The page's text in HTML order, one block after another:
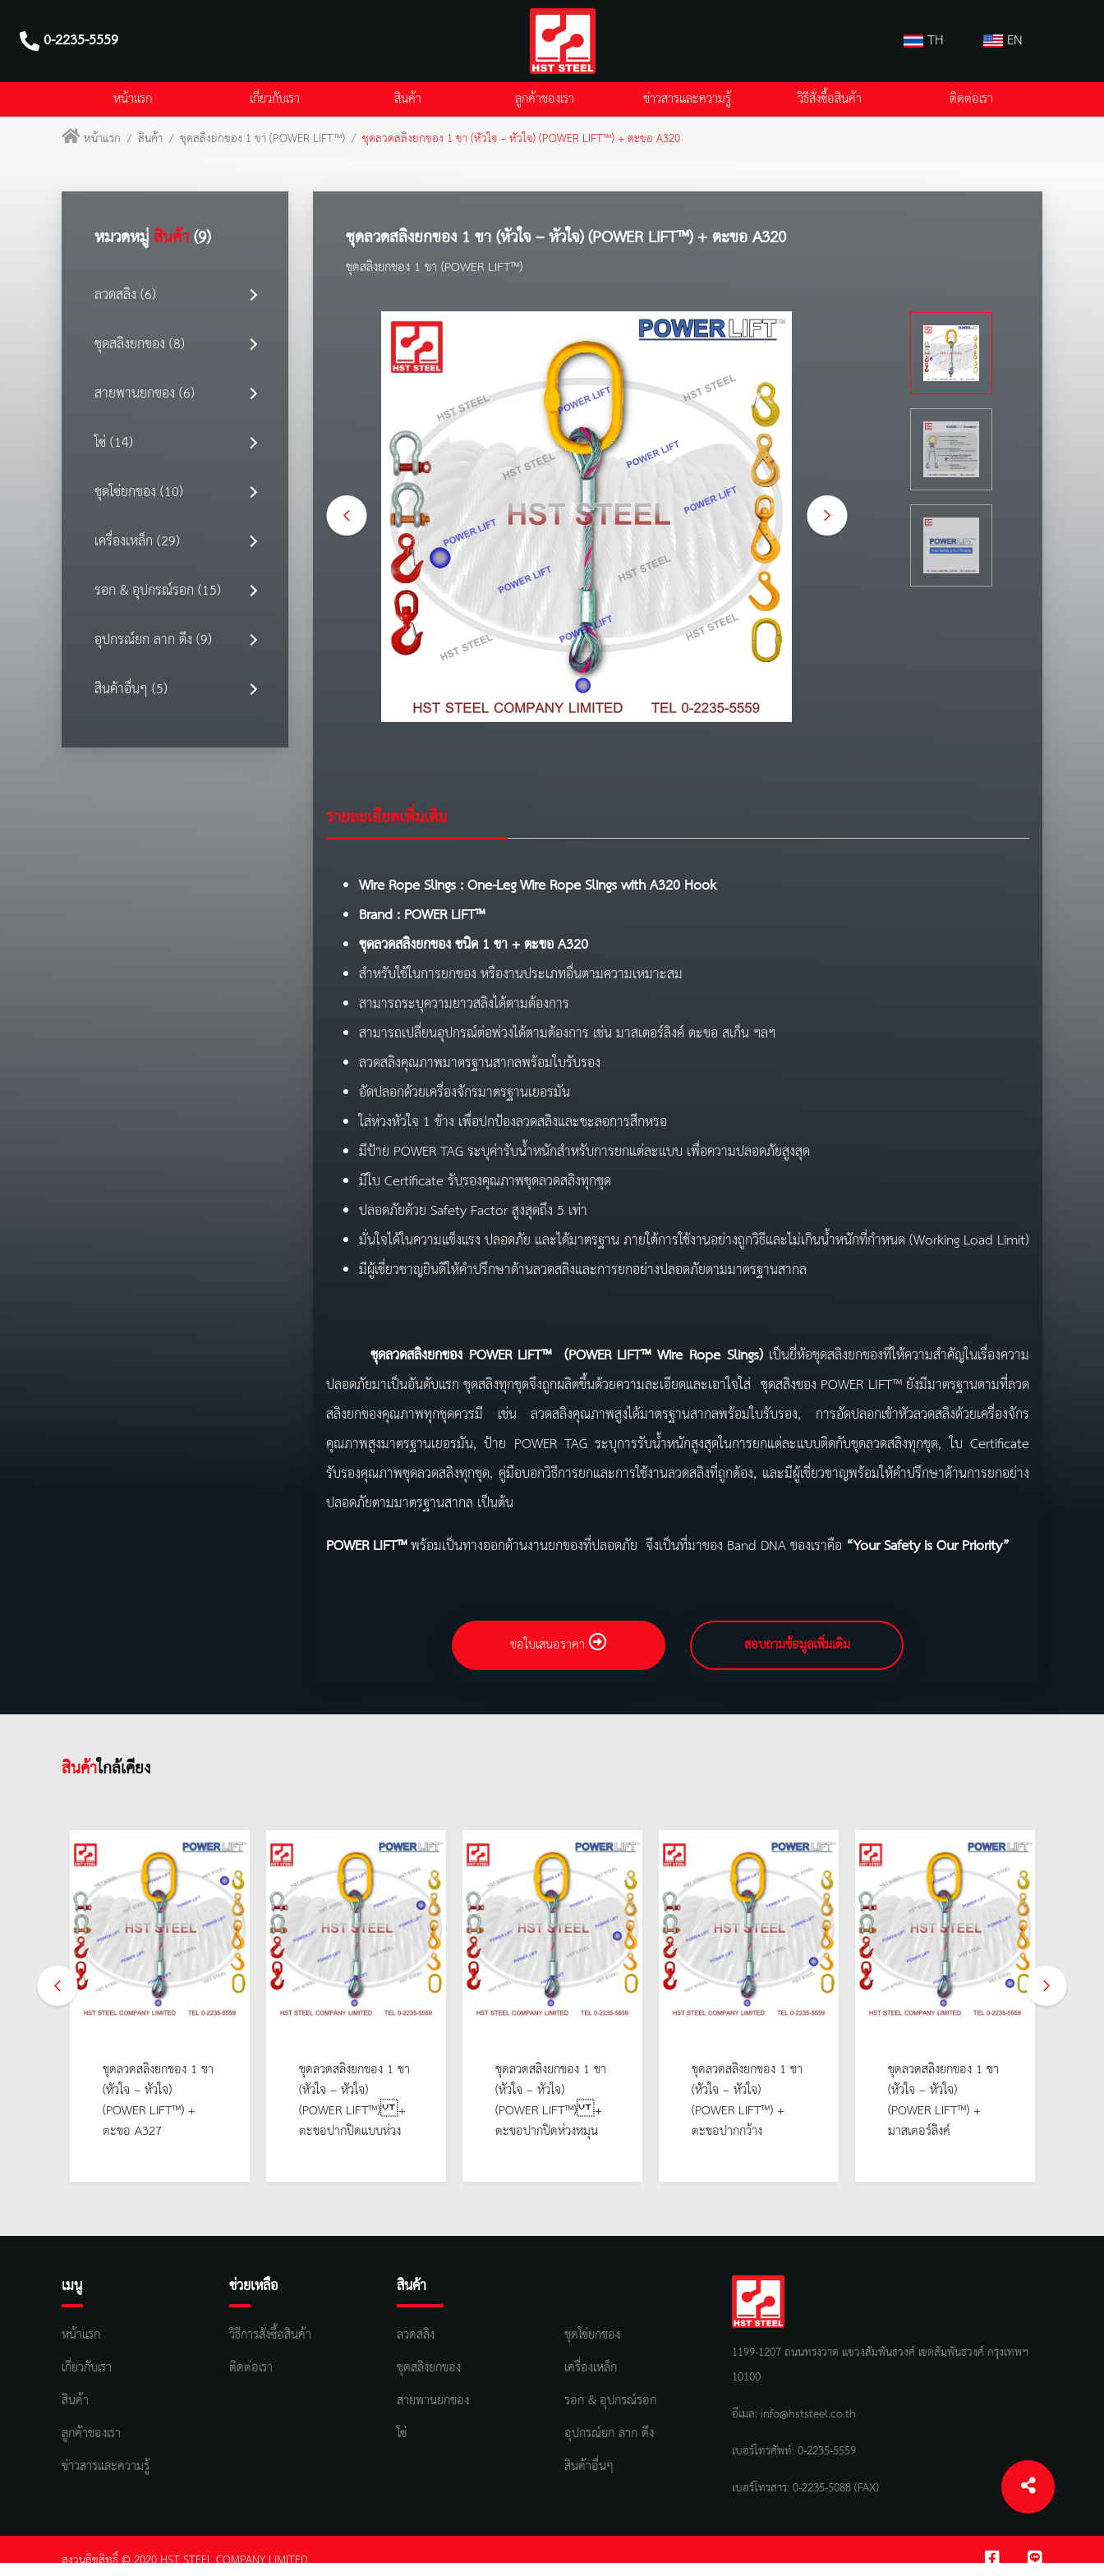
0-2235-5559 TH EN
หน้าแรก เกี่ยวกับเรา สินค้า ลูกค้าของเรา ข่าวสารและความรู้ วิธีสั่งซื้อสินค้า ติดต่อเรา
หน้าแรก สินค้า ชุดสลิงยกของ 1 ขา (POWER LIFT™) ชุดลวดสลิงยกของ 1 ขา (หัวใจ – หัวใจ) (POWER LIFT™) + ตะขอ A320
หมวดหมู่สินค้า(9)
ลวดสลิง (6)
ชุดสลิงยกของ (8)
สายพานยกของ (6)
โซ่ (14)
ชุดโซ่ยกของ (10)
เครื่องเหล็ก (29)
รอก & อุปกรณ์รอก (15)
อุปกรณ์ยก ลาก ดึง (9)
สินค้าอื่นๆ (5)
ชุดลวดสลิงยกของ 1 ขา (หัวใจ – หัวใจ) (POWER LIFT™) + ตะขอ A320
ชุดสลิงยกของ 1 ขา (POWER LIFT™)
รายละเอียดเพิ่มเติม
Wire Rope Slings : One-Leg Wire Rope Slings with A320 Hook
Brand : POWER LIFT™
ชุดลวดสลิงยกของ ชนิด 1 ขา + ตะขอ A320
สำหรับใช้ในการยกของ หรืองานประเภทอื่นตามความเหมาะสม
สามารถระบุความยาวสลิงได้ตามต้องการ
สามารถเปลี่ยนอุปกรณ์ต่อพ่วงได้ตามต้องการ เช่น มาสเตอร์ลิงค์ ตะขอ สเก็น ฯลฯ
ลวดสลิงคุณภาพมาตรฐานสากลพร้อมใบรับรอง
อัดปลอกด้วยเครื่องจักรมาตรฐานเยอรมัน
ใส่ห่วงหัวใจ 1 ข้าง เพื่อปกป้องลวดสลิงและชะลอการสึกหรอ
มีป้าย POWER TAG ระบุค่ารับน้ำหนักสำหรับการยกแต่ละแบบ เพื่อความปลอดภัยสูงสุด
มีใบ Certificate รับรองคุณภาพชุดลวดสลิงทุกชุด
ปลอดภัยด้วย Safety Factor สูงสุดถึง 5 เท่า
มั่นใจได้ในความแข็งแรง ปลอดภัย และได้มาตรฐาน ภายใต้การใช้งานอย่างถูกวิธีและไม่เกินน้ำหนักที่กำหนด (Working Load Limit)
มีผู้เชี่ยวชาญยินดีให้คำปรึกษาด้านลวดสลิงและการยกอย่างปลอดภัยตามมาตรฐานสากล
ชุดลวดสลิงยกของPOWER LIFT™ (POWER LIFT™Wire Rope Slings) เป็นยี่ห้อชุดสลิงยกของที่ให้ความสำคัญในเรื่องความ
ปลอดภัยมาเป็นอันดับแรก ชุดสลิงทุกชุดจึงถูกผลิตขึ้นด้วยความละเอียดและเอาใจใส่ ชุดสลิงของ POWER LIFT™ ยังมีมาตรฐานตามที่ลวด
สลิงยกของคุณภาพทุกชุดควรมี เช่น ลวดสลิงคุณภาพสูงได้มาตรฐานสากลพร้อมใบรับรอง, การอัดปลอกเข้าหัวลวดสลิงด้วยเครื่องจักร
คุณภาพสูงมาตรฐานเยอรมัน, ป้าย POWER TAG ระบุการรับน้ำหนักสูงสุดในการยกแต่ละแบบติดกับชุดลวดสลิงทุกชุด, ใบ Certificate
รับรองคุณภาพชุดลวดสลิงทุกชุด, คู่มือบอกวิธีการยกและการใช้งานลวดสลิงที่ถูกต้อง, และมีผู้เชี่ยวชาญพร้อมให้คำปรึกษาด้านการยกอย่าง
ปลอดภัยตามมาตรฐานสากล เป็นต้น
POWER LIFT™พร้อมเป็นทางออกด้านงานยกของที่ปลอดภัย จึงเป็นที่มาของ Band DNA ของเราคือ “Your Safety is Our Priority”
ขอใบเสนอราคา สอบถามข้อมูลเพิ่มเติม
สินค้าใกล้เคียง
ชุดลวดสลิงยกของ 1 ขา
(หัวใจ – หัวใจ)
(POWER LIFT™) +
ตะขอ A327
ชุดลวดสลิงยกของ 1 ขา
(หัวใจ – หัวใจ)
(POWER LIFT™) +
ตะขอปากปิดแบบห่วง
ชุดลวดสลิงยกของ 1 ขา
(หัวใจ – หัวใจ)
(POWER LIFT™) +
ตะขอปากปิดห่วงหมุน
ชุดลวดสลิงยกของ 1 ขา
(หัวใจ – หัวใจ)
(POWER LIFT™) +
ตะขอปากกว้าง
ชุดลวดสลิงยกของ 1 ขา
(หัวใจ – หัวใจ)
(POWER LIFT™) +
มาสเตอร์ลิงค์
เมนู
หน้าแรก
เกี่ยวกับเรา
สินค้า
ลูกค้าของเรา
ข่าวสารและความรู้
ช่วยเหลือ
วิธีการสั่งซื้อสินค้า
ติดต่อเรา
สินค้า
ลวดสลิง
ชุดสลิงยกของ
สายพานยกของ
โซ่
ชุดโซ่ยกของ
เครื่องเหล็ก
รอก & อุปกรณ์รอก
อุปกรณ์ยก ลาก ดึง
สินค้าอื่นๆ
1199-1207 ถนนทรงวาด แขวงสัมพันธวงศ์ เขตสัมพันธวงศ์ กรุงเทพฯ
10100
อีเมล: info@hststeel.co.th
เบอร์โทรศัพท์:0-2235-5559
เบอร์โทรสาร: 0-2235-5088 (FAX)
สงวนลิขสิทธิ์ © 2020 HST STEEL COMPANY LIMITED